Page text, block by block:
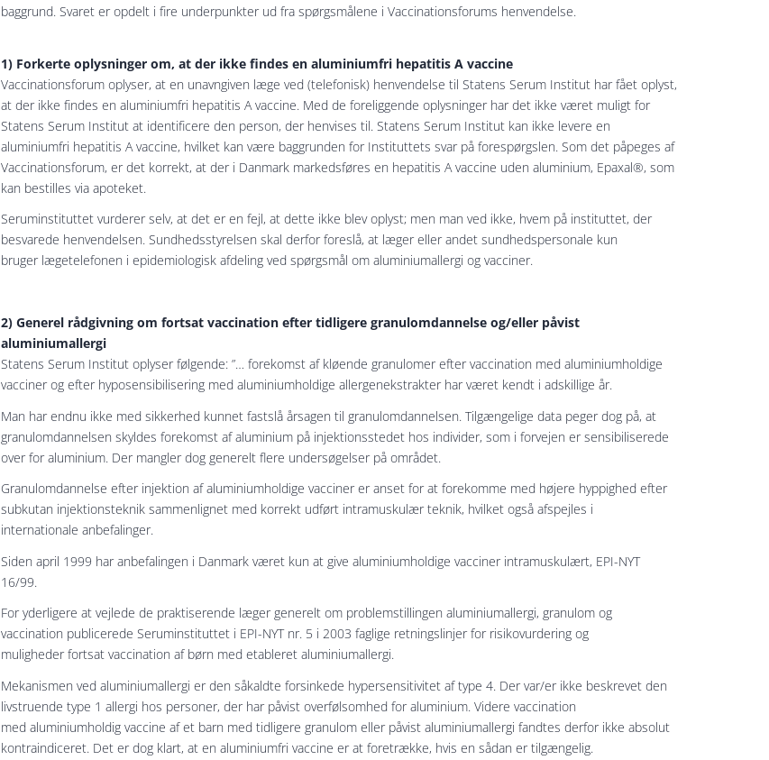
baggrund. Svaret er opdelt i fire underpunkter ud fra spørgsmålene i Vaccinationsforums henvendelse.
1) Forkerte oplysninger om, at der ikke findes en aluminiumfri hepatitis A vaccine
Vaccinationsforum oplyser, at en unavngiven læge ved (telefonisk) henvendelse til Statens Serum Institut har fået oplyst,
at der ikke findes en aluminiumfri hepatitis A vaccine. Med de foreliggende oplysninger har det ikke været muligt for
Statens Serum Institut at identificere den person, der henvises til. Statens Serum Institut kan ikke levere en
aluminiumfri hepatitis A vaccine, hvilket kan være baggrunden for Instituttets svar på forespørgslen. Som det påpeges af
Vaccinationsforum, er det korrekt, at der i Danmark markedsføres en hepatitis A vaccine uden aluminium, Epaxal®, som
kan bestilles via apoteket.
Seruminstituttet vurderer selv, at det er en fejl, at dette ikke blev oplyst; men man ved ikke, hvem på instituttet, der
besvarede henvendelsen. Sundhedsstyrelsen skal derfor foreslå, at læger eller andet sundhedspersonale kun
bruger lægetelefonen i epidemiologisk afdeling ved spørgsmål om aluminiumallergi og vacciner.
2) Generel rådgivning om fortsat vaccination efter tidligere granulomdannelse og/eller påvist
aluminiumallergi
Statens Serum Institut oplyser følgende: ”… forekomst af kløende granulomer efter vaccination med aluminiumholdige
vacciner og efter hyposensibilisering med aluminiumholdige allergenekstrakter har været kendt i adskillige år.
Man har endnu ikke med sikkerhed kunnet fastslå årsagen til granulomdannelsen. Tilgængelige data peger dog på, at
granulomdannelsen skyldes forekomst af aluminium på injektionsstedet hos individer, som i forvejen er sensibiliserede
over for aluminium. Der mangler dog generelt flere undersøgelser på området.
Granulomdannelse efter injektion af aluminiumholdige vacciner er anset for at forekomme med højere hyppighed efter
subkutan injektionsteknik sammenlignet med korrekt udført intramuskulær teknik, hvilket også afspejles i
internationale anbefalinger.
Siden april 1999 har anbefalingen i Danmark været kun at give aluminiumholdige vacciner intramuskulært, EPI-NYT
16/99.
For yderligere at vejlede de praktiserende læger generelt om problemstillingen aluminiumallergi, granulom og
vaccination publicerede Seruminstituttet i EPI-NYT nr. 5 i 2003 faglige retningslinjer for risikovurdering og
muligheder fortsat vaccination af børn med etableret aluminiumallergi.
Mekanismen ved aluminiumallergi er den såkaldte forsinkede hypersensitivitet af type 4. Der var/er ikke beskrevet den
livstruende type 1 allergi hos personer, der har påvist overfølsomhed for aluminium. Videre vaccination
med aluminiumholdig vaccine af et barn med tidligere granulom eller påvist aluminiumallergi fandtes derfor ikke absolut
kontraindiceret. Det er dog klart, at en aluminiumfri vaccine er at foretrække, hvis en sådan er tilgængelig.